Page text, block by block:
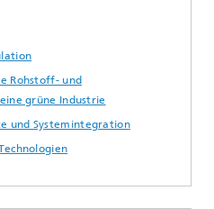
Rohstoff- und
grüne Industrie
und Systemintegration